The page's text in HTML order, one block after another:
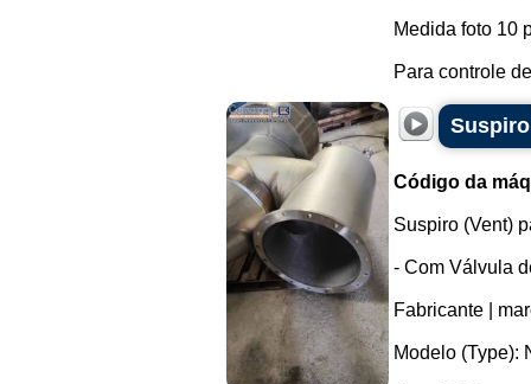
Medida foto 10
Para controle
Código da
Suspiro (Vent)
- Com Válvula
Fabricante |
Modelo (Type):